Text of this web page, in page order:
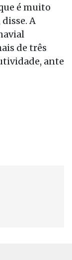
é muito
A
de três
ante